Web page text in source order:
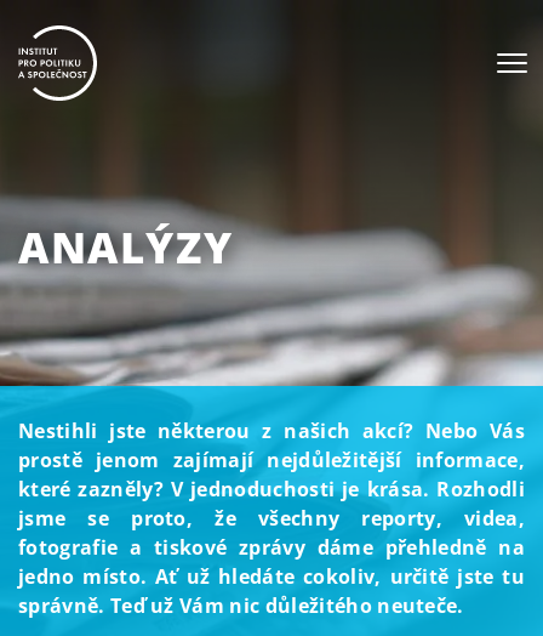
ANALÝZY
Nestihli jste některou z našich akcí? Nebo Vás
prostě jenom zajímají nejdůležitější informace,
které zazněly? V jednoduchosti je krása. Rozhodli
jsme se proto, že všechny reporty, videa,
fotografie a tiskové zprávy dáme přehledně na
jedno místo. Ať už hledáte cokoliv, určitě jste tu
správně. Teď už Vám nic důležitého neuteče.